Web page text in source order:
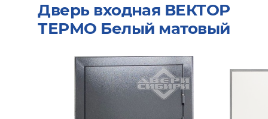
Дверь входная ВЕКТОР
ТЕРМО Белый матовый